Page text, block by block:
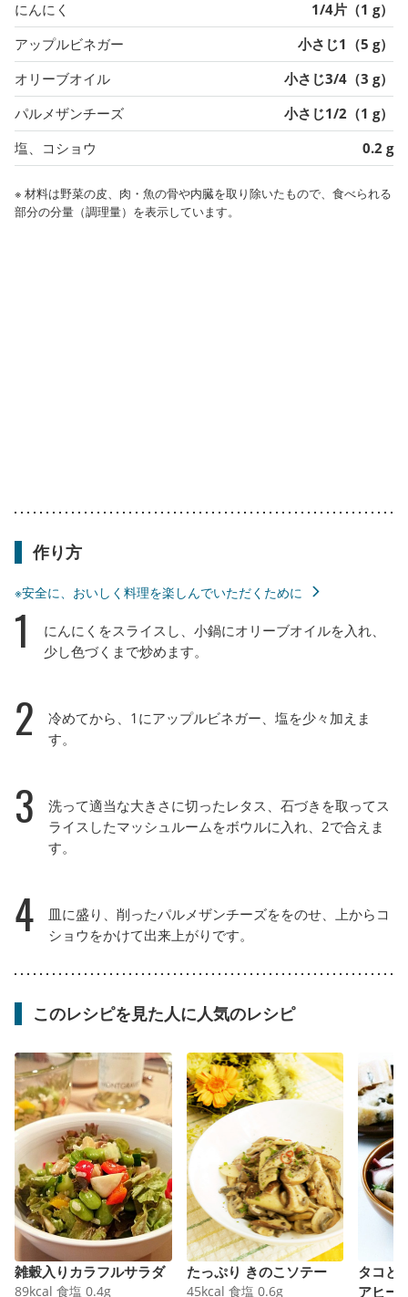
にんにく
1/4片（1 g）
アップルビネガー
小さじ1（5 g）
オリーブオイル
小さじ3/4（3 g）
パルメザンチーズ
小さじ1/2（1 g）
塩、コショウ
0.2 g
※ 材料は野菜の皮、肉・魚の骨や内臓を取り除いたもので、食べられる
部分の分量（調理量）を表示しています。
作り方
※安全に、おいしく料理を楽しんでいただくために
1
にんにくをスライスし、小鍋にオリーブオイルを入れ、
少し色づくまで炒めます。
2
冷めてから、1にアップルビネガー、塩を少々加えま
す。
3
洗って適当な大きさに切ったレタス、石づきを取ってス
ライスしたマッシュルームをボウルに入れ、2で合えま
す。
4
皿に盛り、削ったパルメザンチーズををのせ、上からコ
ショウをかけて出来上がりです。
このレシピを見た人に人気のレシピ
雑穀入りカラフルサラダ
89kcal 食塩 0.4g
たっぷり きのこソテー
45kcal 食塩 0.6g
タコと
アヒー